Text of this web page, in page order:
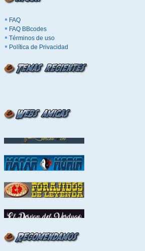
FAQ
FAQ BBcodes
Términos de uso
Política de Privacidad